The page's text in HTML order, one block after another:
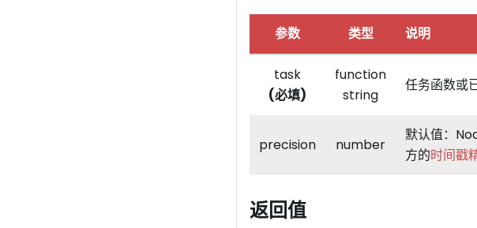
参数 类型 说明
task
(必填)
function
string
任务函数或
precision number
默认值：
方的时间戳
返回值